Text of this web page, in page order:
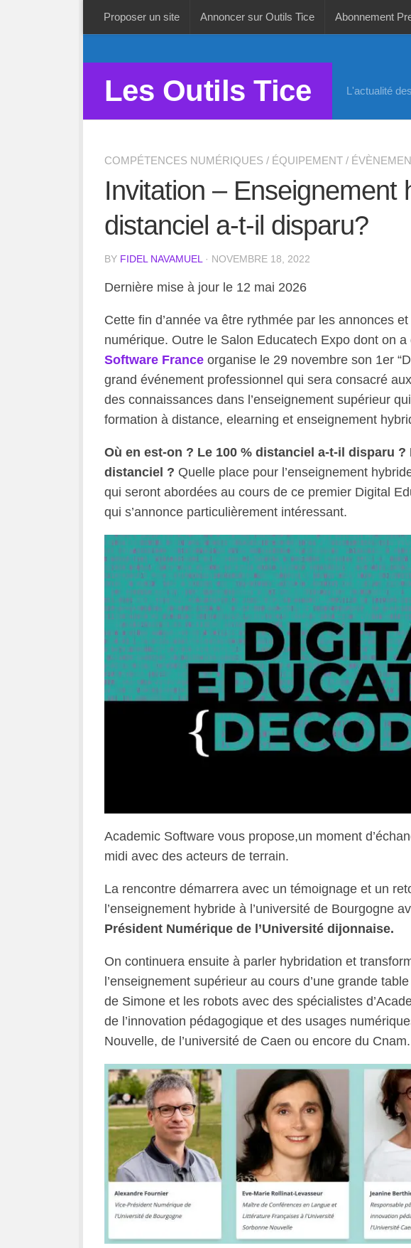
Proposer un site Annoncer sur Outils Tice Abonnement
Les Outils Tice L'actualité
COMPÉTENCES NUMÉRIQUES / ÉQUIPEMENT /
Invitation – Enseignement
distanciel a-t-il disparu?
BY FIDEL NAVAMUEL · NOVEMBRE 18, 2022
Dernière mise à jour le 12 mai 2026
Cette fin d’année va être rythmée par les annonces
numérique. Outre le Salon Educatech Expo dont on
Software Franceorganise le 29 novembre son 1er
grand événement professionnel qui sera consacré
des connaissances dans l’enseignement supérieur
formation à distance, elearning et enseignement
Où en est-on ? Le 100 % distanciel a-t-il disparu
distanciel ? Quelle place pour l’enseignement
qui seront abordées au cours de ce premier Digital
qui s’annonce particulièrement intéressant.
Academic Software vous propose,un moment
midi avec des acteurs de terrain.
La rencontre démarrera avec un témoignage et un
l’enseignement hybride à l’université de Bourgogne
Président Numérique de l’Université dijonnaise.
On continuera ensuite à parler hybridation et
l’enseignement supérieur au cours d’une grande
de Simone et les robots avec des spécialistes
de l’innovation pédagogique et des usages
Nouvelle, de l’université de Caen ou encore du Cnam.